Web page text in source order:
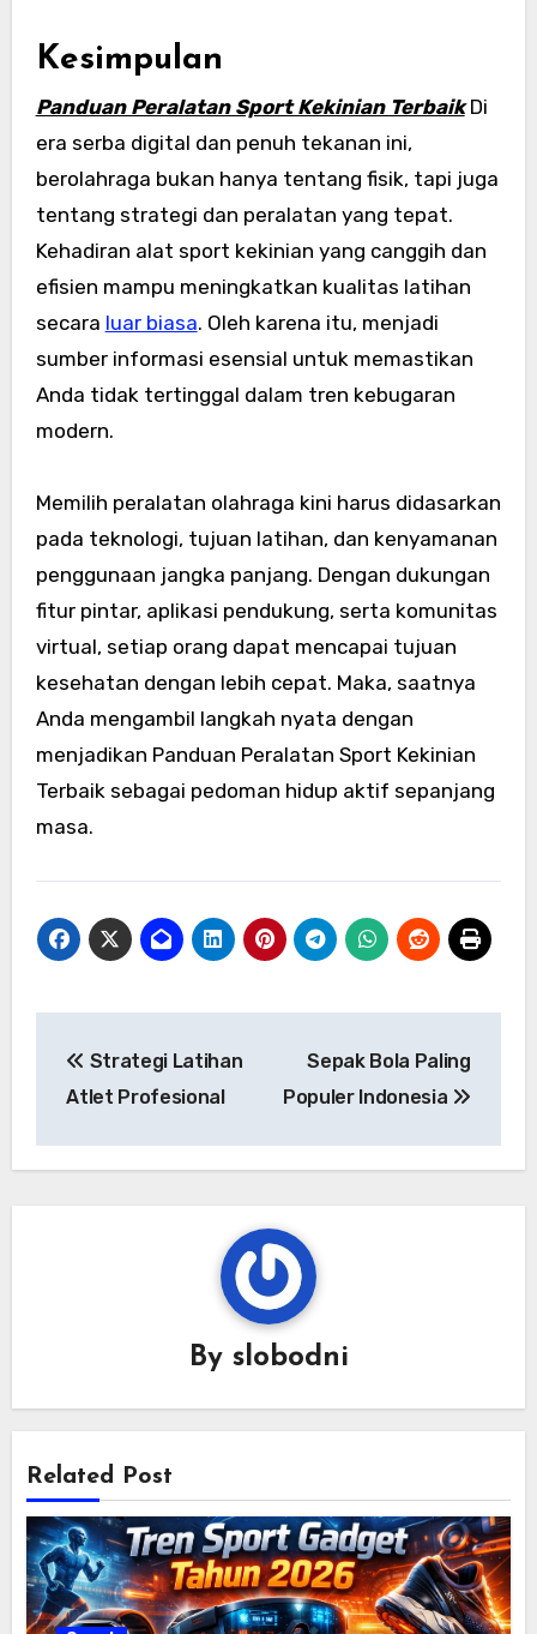
Kesimpulan
Panduan Peralatan Sport Kekinian Terbaik Di
era serba digital dan penuh tekanan ini,
berolahraga bukan hanya tentang fisik, tapi juga
tentang strategi dan peralatan yang tepat.
Kehadiran alat sport kekinian yang canggih dan
efisien mampu meningkatkan kualitas latihan
secara luar biasa. Oleh karena itu, menjadi
sumber informasi esensial untuk memastikan
Anda tidak tertinggal dalam tren kebugaran
modern.
Memilih peralatan olahraga kini harus didasarkan
pada teknologi, tujuan latihan, dan kenyamanan
penggunaan jangka panjang. Dengan dukungan
fitur pintar, aplikasi pendukung, serta komunitas
virtual, setiap orang dapat mencapai tujuan
kesehatan dengan lebih cepat. Maka, saatnya
Anda mengambil langkah nyata dengan
menjadikan Panduan Peralatan Sport Kekinian
Terbaik sebagai pedoman hidup aktif sepanjang
masa.
pos
Strategi Latihan
Atlet Profesional
Sepak Bola Paling
Populer Indonesia
By slobodni
Related Post